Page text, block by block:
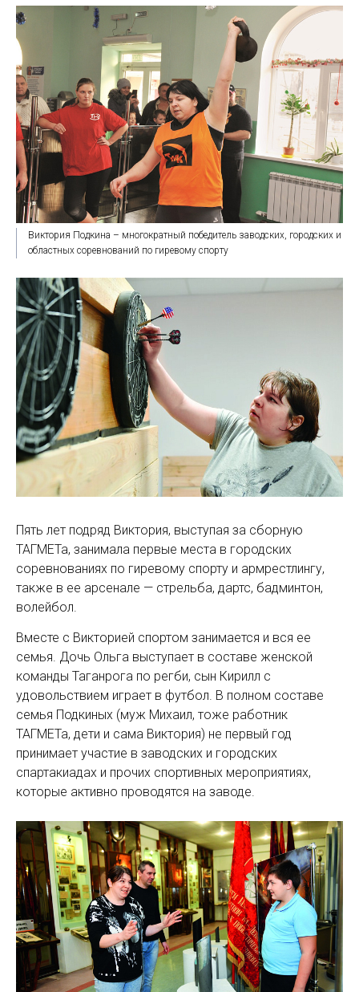
Виктория Подкина – многократный победитель заводских, городских и
областных соревнований по гиревому спорту
Пять лет подряд Виктория, выступая за сборную
ТАГМЕТа, занимала первые места в городских
соревнованиях по гиревому спорту и армрестлингу,
также в ее арсенале — стрельба, дартс, бадминтон,
волейбол.
Вместе с Викторией спортом занимается и вся ее
семья. Дочь Ольга выступает в составе женской
команды Таганрога по регби, сын Кирилл с
удовольствием играет в футбол. В полном составе
семья Подкиных (муж Михаил, тоже работник
ТАГМЕТа, дети и сама Виктория) не первый год
принимает участие в заводских и городских
спартакиадах и прочих спортивных мероприятиях,
которые активно проводятся на заводе.